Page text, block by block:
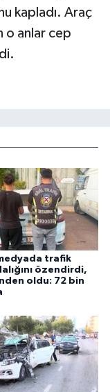
kapladı. Araç
o anlar cep
trafik
özendirdi,
oldu: 72 bin